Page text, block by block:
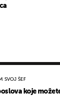
SVOJ ŠEF
koje